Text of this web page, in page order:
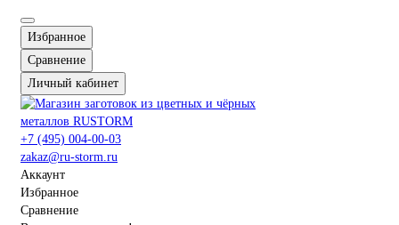
Избранное
Сравнение
Личный кабинет
+7 (495) 004-00-03
zakaz@ru-storm.ru
Аккаунт
Избранное
Сравнение